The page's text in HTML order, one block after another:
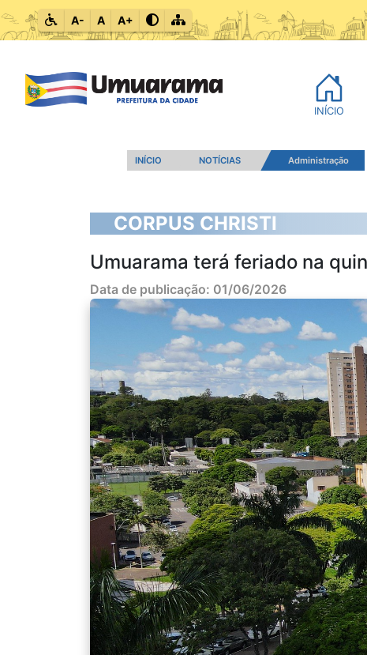
A- A A+
INÍCIO
INÍCIO NOTÍCIAS Administração
CORPUS CHRISTI
Umuarama terá feriado na
Data de publicação: 01/06/2026